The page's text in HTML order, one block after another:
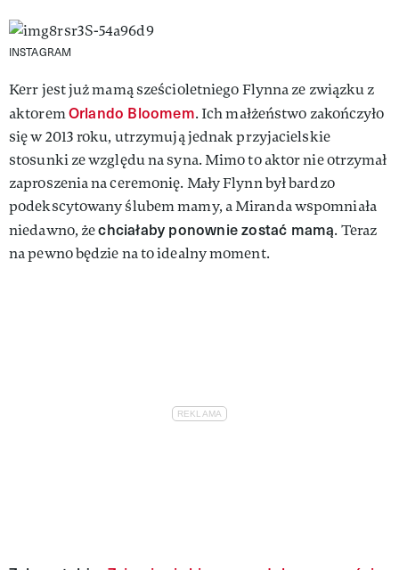
INSTAGRAM
Kerr jest już mamą sześcioletniego Flynna ze związku z
aktoremOrlando Bloomem. Ich małżeństwo zakończyło
się w 2013 roku, utrzymują jednak przyjacielskie
stosunki ze względu na syna. Mimo to aktor nie otrzymał
zaproszenia na ceremonię. Mały Flynn był bardzo
podekscytowany ślubem mamy, a Miranda wspomniała
niedawno, żechciałaby ponownie zostać mamą. Teraz
na pewno będzie na to idealny moment.